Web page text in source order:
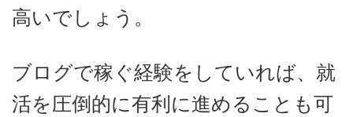
高いでしょう。
ブログで稼ぐ経験をしていれば、就
活を圧倒的に有利に進めることも可